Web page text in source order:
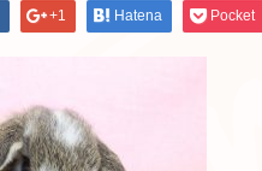
+1 Hatena Pocket